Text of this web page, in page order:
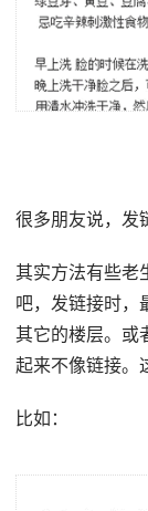
很多朋友说，发
其实方法有些老
吧，发链接时，
其它的楼层。或
起来不像链接。
比如：